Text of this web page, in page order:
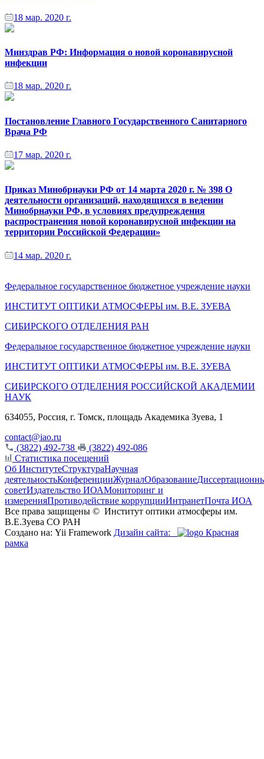
18 мар. 2020 г.
Минздрав РФ: Информация о новой коронавирусной
инфекции
18 мар. 2020 г.
Постановление Главного Государственного Санитарного
Врача РФ
17 мар. 2020 г.
Приказ Минобрнауки РФ от 14 марта 2020 г. № 398 О
деятельности организаций, находящихся в ведении
Минобрнауки РФ, в условиях предупреждения
распространения новой коронавирусной инфекции на
территории Российской Федерации»
14 мар. 2020 г.
Федеральное государственное бюджетное учреждение науки
ИНСТИТУТ ОПТИКИ АТМОСФЕРЫ им. В.Е. ЗУЕВА
СИБИРСКОГО ОТДЕЛЕНИЯ РАН
Федеральное государственное бюджетное учреждение науки
ИНСТИТУТ ОПТИКИ АТМОСФЕРЫ им. В.Е. ЗУЕВА
СИБИРСКОГО ОТДЕЛЕНИЯ РОССИЙСКОЙ АКАДЕМИИ
НАУК
634055, Россия, г. Томск, площадь Академика Зуева, 1
contact@iao.ru
(3822) 492-738
(3822) 492-086
Статистика посещений
Об ИнститутеСтруктураНаучная
деятельностьКонференцииЖурналОбразование
советИздательство ИОАМониторинг и
измеренияПротиводействие коррупцииИнтранетПочта ИОА
Все права защищены © Институт оптики атмосферы им.
В.Е.Зуева СО РАН
Создано на: Yii Framework Дизайн сайта:
Красная
рамка